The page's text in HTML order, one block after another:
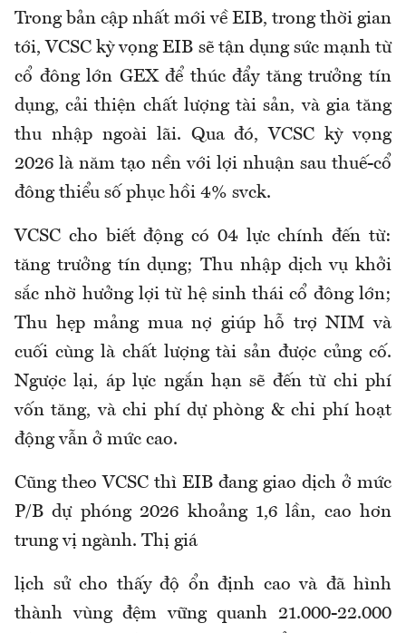
Trong bản cập nhất mới về EIB, trong thời gian
tới, VCSC kỳ vọng EIB sẽ tận dụng sức mạnh từ
cổ đông lớn GEX để thúc đẩy tăng trưởng tín
dụng, cải thiện chất lượng tài sản, và gia tăng
thu nhập ngoài lãi. Qua đó, VCSC kỳ vọng
2026 là năm tạo nền với lợi nhuận sau thuế-cổ
đông thiểu số phục hồi 4% svck.
VCSC cho biết động có 04 lực chính đến từ:
tăng trưởng tín dụng; Thu nhập dịch vụ khởi
sắc nhờ hưởng lợi từ hệ sinh thái cổ đông lớn;
Thu hẹp mảng mua nợ giúp hỗ trợ NIM và
cuối cùng là chất lượng tài sản được củng cố.
Ngược lại, áp lực ngắn hạn sẽ đến từ chi phí
vốn tăng, và chi phí dự phòng & chi phí hoạt
động vẫn ở mức cao.
Cũng theo VCSC thì EIB đang giao dịch ở mức
P/B dự phóng 2026 khoảng 1,6 lần, cao hơn
trung vị ngành. Thị giá
lịch sử cho thấy độ ổn định cao và đã hình
thành vùng đệm vững quanh 21.000-22.000